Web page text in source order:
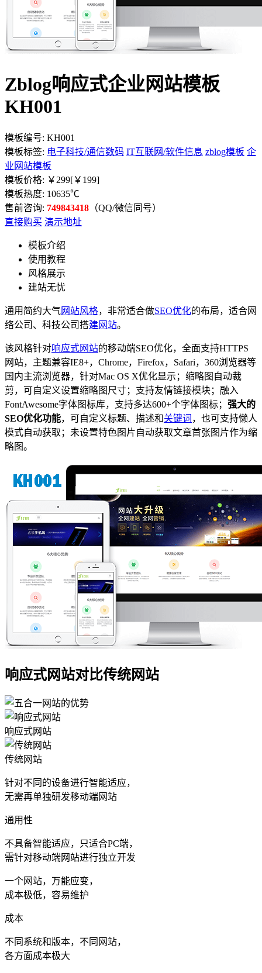
Zblog响应式企业网站模板
KH001
模板编号: KH001
模板标签: 电子科技/通信数码 IT互联网/软件信息 zblog模板 企
业网站模板
模板价格: ￥299[￥199]
模板热度: 10635℃
售前咨询: 749843418 （QQ/微信同号）
直接购买 演示地址
模板介绍
使用教程
风格展示
建站无忧
通用简约大气 网站风格，非常适合做SEO优化的布局，适合网
络公司、科技公司搭建网站。
该风格针对响应式网站的移动端SEO优化，全面支持HTTPS
网站，主题兼容IE8+，Chrome，Firefox，Safari，360浏览器等
国内主流浏览器，针对Mac OS X优化显示；缩略图自动裁
剪，可自定义设置缩略图尺寸；支持友情链接模块；融入
FontAwesome字体图标库，支持多达600+个字体图标； 强大的
SEO优化功能，可自定义标题、描述和关键词 ，也可支持懒人
模式自动获取；未设置特色图片自动获取文章首张图片作为缩
略图。
响应式网站对比传统网站
响应式网站
传统网站
针对不同的设备进行智能适应，
无需再单独研发移动端网站
通用性
不具备智能适应，只适合PC端，
需针对移动端网站进行独立开发
一个网站，万能应变，
成本极低，容易维护
成本
不同系统和版本，不同网站，
各方面成本极大